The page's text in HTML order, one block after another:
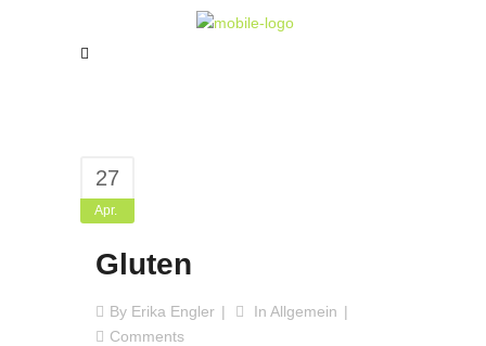
27
Apr.
Gluten
By Erika Engler In Allgemein
Comments